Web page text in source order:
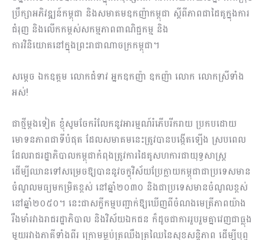
ប្រឹក្សាអភិវឌ្ឍន៍កម្ពុជា និង​សមាគមឧកញ៉ា​កម្ពុជា​ ស្ដីពីភាពជាដៃគូក្នុងការ
ជំរុញ និងលើកកម្ពស់សកម្មភាពពាណិជ្ជកម្ម និង
កា​រវិនិយោគ​នៅក្នុងព្រះ​រាជាណាចក្រកម្ពុជា។
សម្តេច ឯកឧត្តម លោកជំទាវ អ្នកឧកញ៉ា ឧកញ៉ា លោក លោកស្រីទាំង
អស់!
ជាថ្មីម្តងទៀត ខ្ញុំសូមចែករំលែកនូវអារម្មណ៍រំភើបរីករាយ ប្រកបដោយ
មោទនភាពជាទីបំផុត ដែលសមាគមនេះត្រូវបានបង្កើតឡើង ស្របពេល
ដែលរាជរដ្ឋាភិបាលកម្ពុជាកំពុងត្រូវការដៃគូសហការជាយុទ្ធសាស្ត្រ​
ដើម្បីឈានទៅសម្រេចឱ្យបាននូវចក្ខុវិស័យប្រែក្លាយកម្ពុជាជាប្រទេសមាន
ចំណូលមធ្យមកម្រិតខ្ពស់ នៅឆ្នាំ២០៣០ និងជាប្រទេសមានចំណូលខ្ពស់
នៅឆ្នាំ២០៥០។ នេះជាសក្ខីកម្ម​​បញ្ជាក់ឱ្យឃើញពីចំណងមេត្រីភាពយ៉ាង
រឹងមាំរវាងរាជរដ្ឋាភិបាល និងវិស័យឯកជន ក៏ដូចជាការរួបរួមគ្នាវេញជាធ្លុង
មួយរវាងភាគីទាំងពីរ ក្រោមម្លប់ត្រឈឹងត្រឈៃនៃសុខសន្តិភាព ដើម្បីបុព្វ